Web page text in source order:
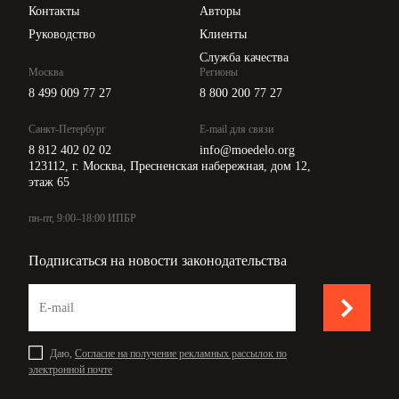
Контакты
Руководство
Авторы
Клиенты
Служба качества
Москва
8 499 009 77 27
Санкт-Петербург
8 812 402 02 02
Регионы
8 800 200 77 27
E-mail для связи
info@moedelo.org
123112, г. Москва, Пресненская набережная, дом 12,
этаж 65
пн-пт, 9:00–18:00 ИПБР
Подписаться на новости законодательства
Даю, Согласие на получение рекламных рассылок по
электронной почте